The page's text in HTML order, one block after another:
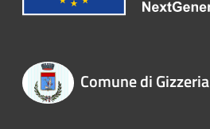
Comune di Gizzeria